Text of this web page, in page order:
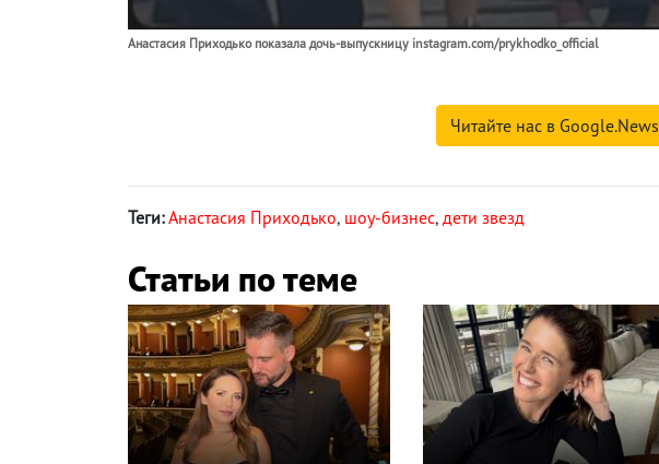
Анастасия Приходько показала дочь-выпускницу instagram.com/prykhodko_official
Читайте нас в Google.News
Теги:Анастасия Приходько, шоу-бизнес, дети звезд
Статьи по теме